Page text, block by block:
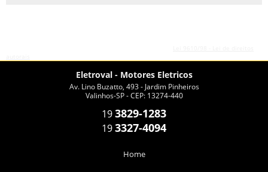
Eletroval - Motores Eletricos
Av. Lino Buzatto, 493 - Jardim Pinheiros
Valinhos-SP - CEP: 13274-440
193829-1283
193327-4094
Home